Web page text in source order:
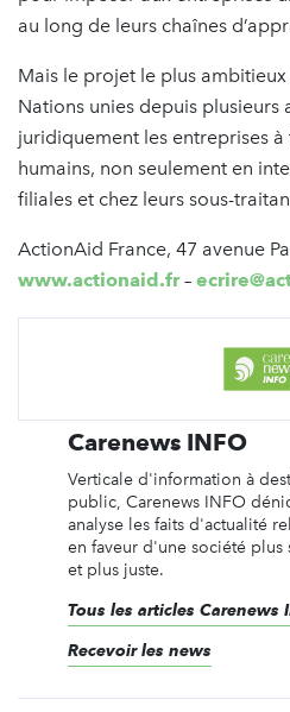
au long de leurs chaînes
Mais le projet le plus
Nations unies depuis plusieurs
juridiquement les entreprises
humains, non seulement en
filiales et chez leurs sous-
ActionAid France, 47 avenue
www.actionaid.fr–
Carenews INFO
Verticale d'information à
public, Carenews INFO
analyse les faits d'actualité
en faveur d'une société
et plus juste.
Tous les articles Carenews
Recevoir les news